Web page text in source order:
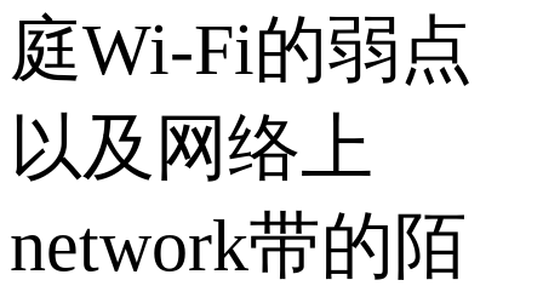
庭Wi-Fi的弱点
以及网络上
network带的陌